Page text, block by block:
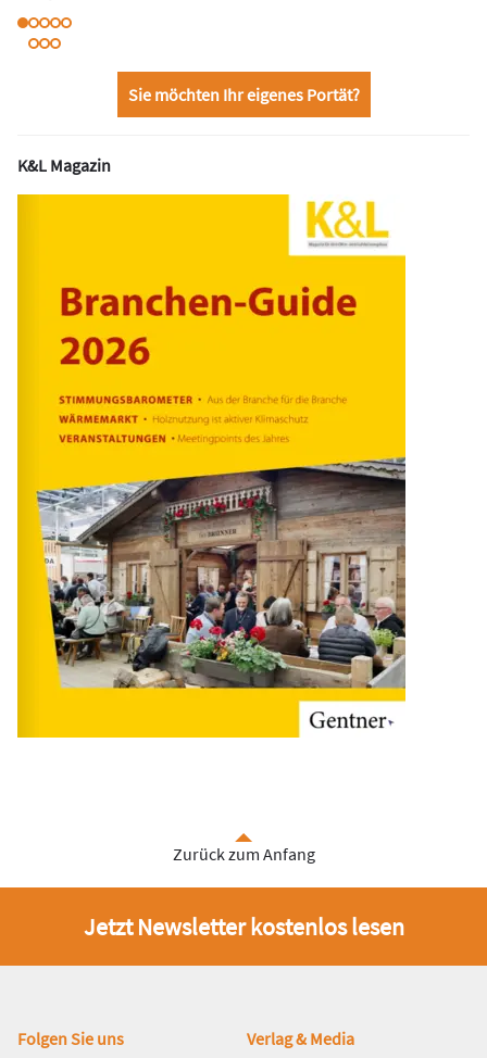
Sie möchten Ihr eigenes Portät?
K&L Magazin
Zurück zum Anfang
Jetzt Newsletter kostenlos lesen
Fußbereich
Folgen Sie uns Verlag & Media